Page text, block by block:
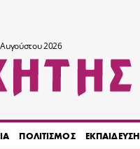
2026
ΠΟΛΙΤΙΣΜΟΣ ΕΚΠΑΙΔΕΥΣΗ